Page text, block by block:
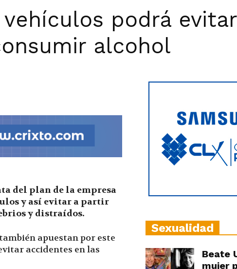
|
podrá
alcohol
del plan de la empresa
y así evitar a partir
y distraídos.
apuestan por este
accidentes en las
Sexualidad
Beate
mujer